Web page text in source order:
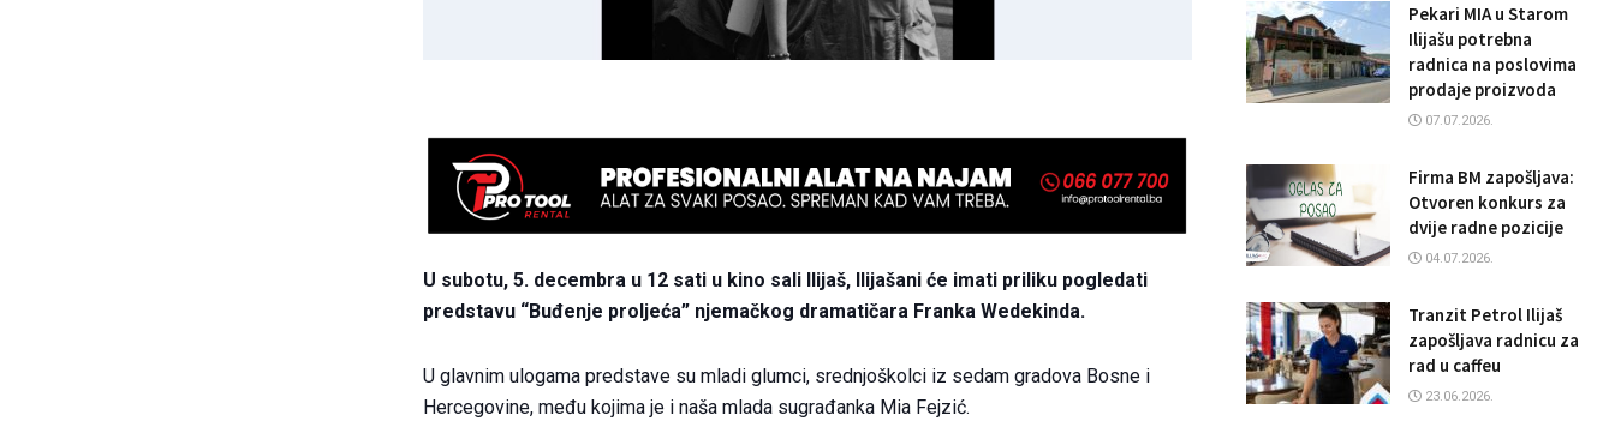
U subotu, 5. decembra u 12 sati u kino sali Ilijaš, Ilijašani će imati priliku pogledati
predstavu “Buđenje proljeća” njemačkog dramatičara Franka Wedekinda.
U glavnim ulogama predstave su mladi glumci, srednjoškolci iz sedam gradova Bosne i
Hercegovine, među kojima je i naša mlada sugrađanka Mia Fejzić.
Pekari MIA u Starom
Ilijašu potrebna
radnica na poslovima
prodaje proizvoda
07.07.2026.
Firma BM zapošljava:
Otvoren konkurs za
dvije radne pozicije
04.07.2026.
Tranzit Petrol Ilijaš
zapošljava radnicu za
rad u caffeu
23.06.2026.